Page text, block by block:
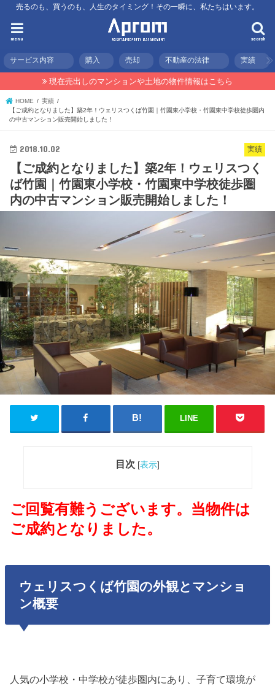
売るのも、買うのも、人生のタイミング！その一瞬に、私たちはいます。
search
menu
サービス内容 購入 売却 不動産の法律 実績
現在売出しのマンションや土地の物件情報はこちら
HOME
実績
【ご成約となりました】築2年！ウェリスつくば竹園｜竹園東小学校・竹園東中学校徒歩圏内
の中古マンション販売開始しました！
実績
2018.10.02
【ご成約となりました】築2年！ウェリスつく
ば竹園｜竹園東小学校・竹園東中学校徒歩圏
内の中古マンション販売開始しました！
LINE
目次 [表示]
ご回覧有難うございます。当物件は
ご成約となりました。
ウェリスつくば竹園の外観とマンショ
ン概要
人気の小学校・中学校が徒歩圏内にあり、子育て環境が